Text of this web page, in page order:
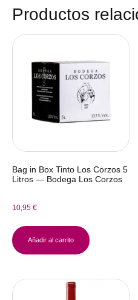
Productos
Bag in Box Tinto Los Corzos 5
Litros — Bodega Los Corzos
10,95 €
Añadir al carrito